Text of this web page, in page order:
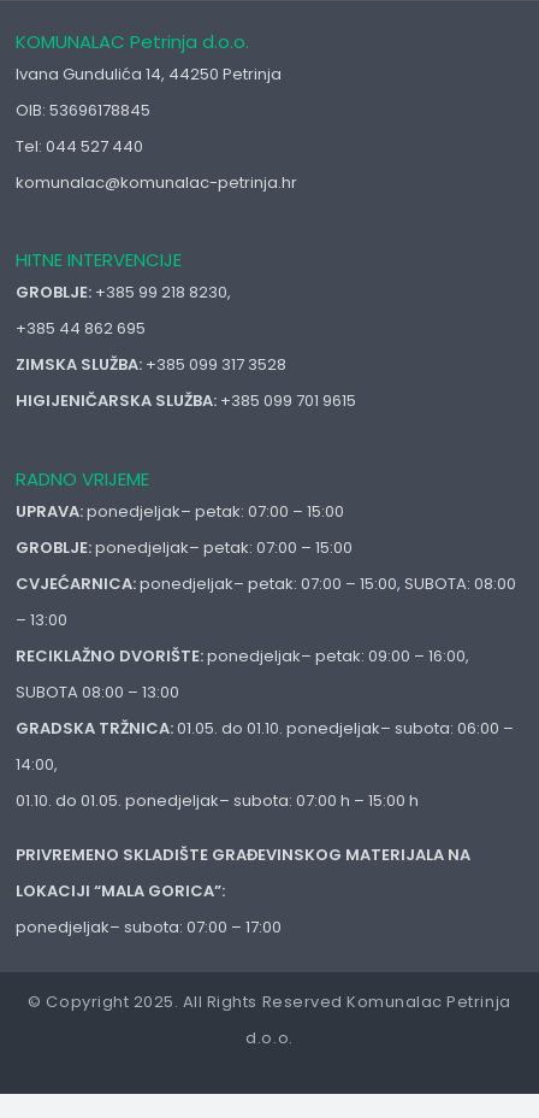
KOMUNALAC Petrinja d.o.o.
Ivana Gundulića 14, 44250 Petrinja
OIB: 53696178845
Tel: 044 527 440
komunalac@komunalac-petrinja.hr
HITNE INTERVENCIJE
GROBLJE: +385 99 218 8230,
+385 44 862 695
ZIMSKA SLUŽBA: +385 099 317 3528
HIGIJENIČARSKA SLUŽBA: +385 099 701 9615
RADNO VRIJEME
UPRAVA:ponedjeljak– petak: 07:00 – 15:00
GROBLJE:ponedjeljak– petak: 07:00 – 15:00
CVJEĆARNICA:ponedjeljak– petak: 07:00 – 15:00, SUBOTA: 08:00
– 13:00
RECIKLAŽNO DVORIŠTE:ponedjeljak– petak: 09:00 – 16:00,
SUBOTA 08:00 – 13:00
GRADSKA TRŽNICA:01.05. do 01.10. ponedjeljak– subota: 06:00 –
14:00,
01.10. do 01.05. ponedjeljak– subota: 07:00 h – 15:00 h
PRIVREMENO SKLADIŠTE GRAĐEVINSKOG MATERIJALA NA
LOKACIJI “MALA GORICA”:
ponedjeljak– subota: 07:00 – 17:00
© Copyright 2025. All Rights Reserved Komunalac Petrinja
d.o.o.
Izrada web stranica:IT Rajković Postavke Privatnosti